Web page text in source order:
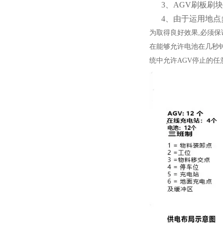
3、AGV刷板刷块
4、由于运用地点
为取得良好效果,必须
在能够允许电池在几秒
统中允许AGV停止的任